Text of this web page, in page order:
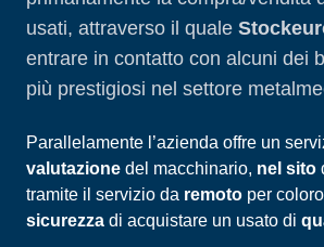
usati, attraverso il quale
entrare in contatto con alcuni dei
più prestigiosi nel settore
Parallelamente l’azienda offre un
valutazione del macchinario, nel sito
tramite il servizio da remoto per
sicurezza di acquistare un usato di